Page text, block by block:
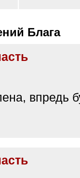
Блага
впредь